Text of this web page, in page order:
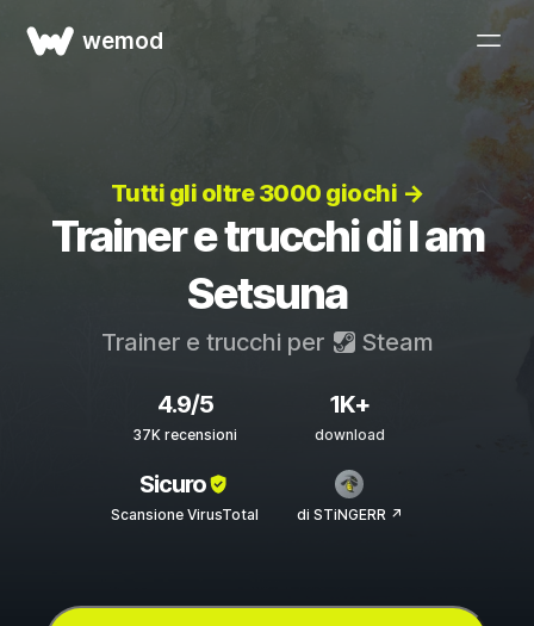
wemod
Tutti gli oltre 3000 giochi →
Trainer e trucchi di I am
Setsuna
Trainer e trucchi per Steam
4.9/5
37K recensioni
1K+
download
Sicuro
Scansione VirusTotal di STiNGERR ↗